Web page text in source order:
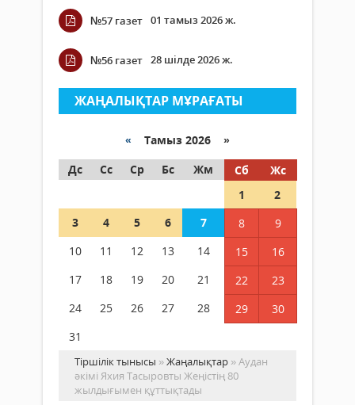
№57 газет 01 тамыз 2026 ж.
№56 газет 28 шілде 2026 ж.
ЖАҢАЛЫҚТАР МҰРАҒАТЫ
« Тамыз 2026 »
Дс
Сс Ср Бс Жм Сб
Жс
1
2
3
4 5 6 7 8
9
10
11 12 13 14 15
16
17
18 19 20 21 22
23
24
25 26 27 28 29
30
31
Тіршілік тынысы »Жаңалықтар » Аудан
әкімі Яхия Тасыровты Жеңістің 80
жылдығымен құттықтады